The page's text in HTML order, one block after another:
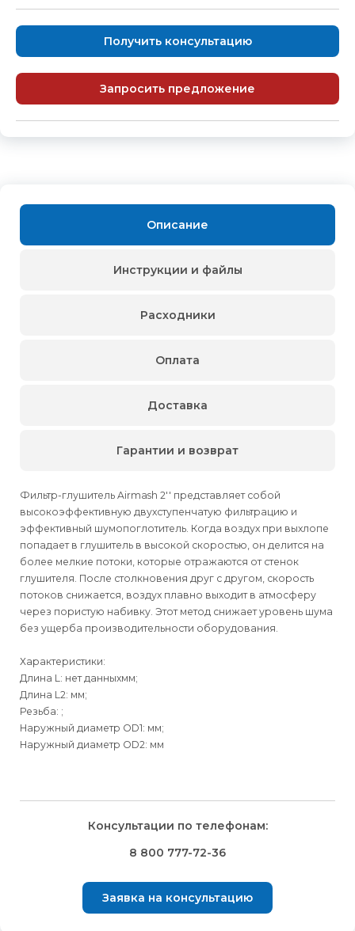
Получить консультацию
Запросить предложение
Описание
Фильтр-глушитель Airmash 2'' представляет собой
высокоэффективную двухступенчатую фильтрацию и
эффективный шумопоглотитель. Когда воздух при выхлопе
попадает в глушитель в высокой скоростью, он делится на
более мелкие потоки, которые отражаются от стенок
глушителя. После столкновения друг с другом, скорость
потоков снижается, воздух плавно выходит в атмосферу
через пористую набивку. Этот метод снижает уровень шума
без ущерба производительности оборудования.
Характеристики:
Длина L: нет данныхмм;
Длина L2: мм;
Резьба: ;
Наружный диаметр OD1: мм;
Наружный диаметр OD2: мм
Инструкции и файлы
Расходники
Оплата
лиц
Способ оплаты
Выбрать вид оплаты Вы сможете в Корзине при
оформлении заказа.
лиц
Доставка
Способыдоставки
Доставка осуществляется транспортными компаниями и
оплачивается покупателем при получении заказа.
Транспортную компанию Вы сможете выбрать в Корзине
при оформлении заказа.
Гарантии и возврат
лиц
Правила возврата товара, приобретённого
Внешний вид, комплектность товара и комплектность всего
заказа, должны быть проверены покупателем при
лиц
Консультации по телефонам:
8 800 777-72-36
Заявка на консультацию